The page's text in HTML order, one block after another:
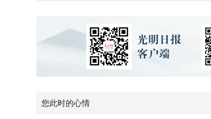
您此时的心情